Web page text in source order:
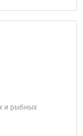
и рыбных